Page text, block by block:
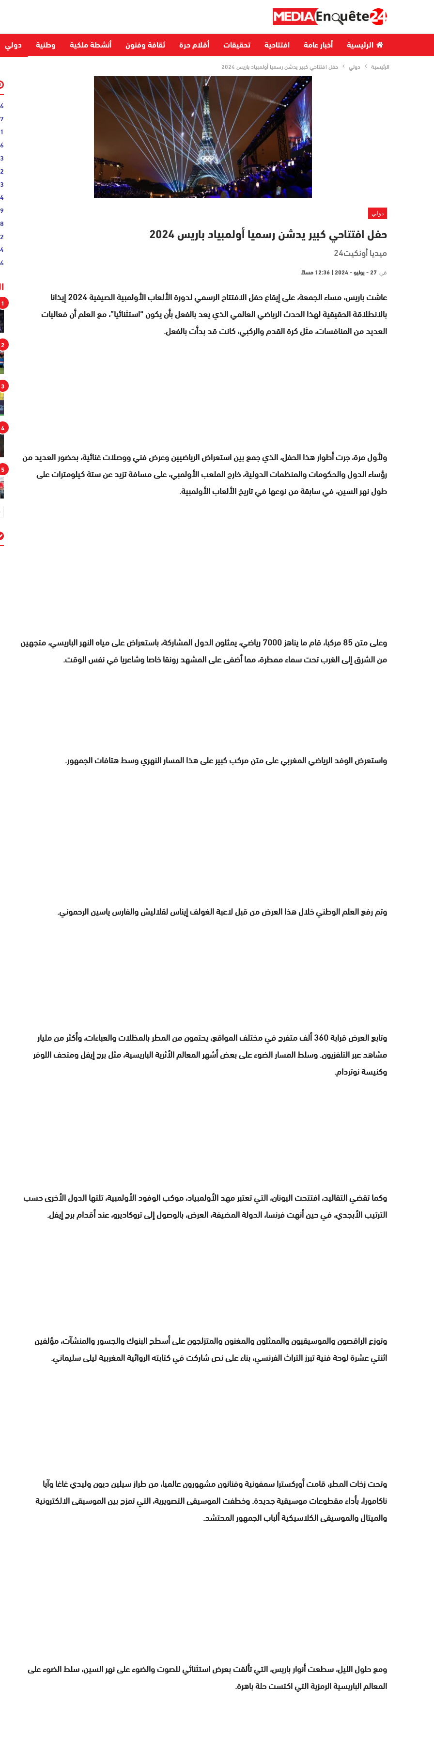
الرئيسية أخبار عامة افتتاحية تحقيقات أقلام حرة ثقافة وفنون أنشطة ملكية وطنية دولي
الرئيسية دولي حفل افتتاحي كبير يدشن رسميا أولمبياد باريس 2024
دولي
حفل افتتاحي كبير يدشن رسميا أولمبياد باريس 2024
ميديا أونكيت24
في 27 - يوليو - 2024 | 12:36 مساءً
عاشت باريس، مساء الجمعة، على إيقاع حفل الافتتاح الرسمي لدورة الألعاب الأولمبية الصيفية 2024 إيذانا
بالانطلاقة الحقيقية لهذا الحدث الرياضي العالمي الذي يعد بالفعل بأن يكون “استثنائيا”، مع العلم أن فعاليات
العديد من المنافسات، مثل كرة القدم والركبي، كانت قد بدأت بالفعل.
ولأول مرة، جرت أطوار هذا الحفل، الذي جمع بين استعراض الرياضيين وعرض فني ووصلات غنائية، بحضور العديد من
رؤساء الدول والحكومات والمنظمات الدولية، خارج الملعب الأولمبي، على مسافة تزيد عن ستة كيلومترات على
طول نهر السين، في سابقة من نوعها في تاريخ الألعاب الأولمبية.
وعلى متن 85 مركبا، قام ما يناهز 7000 رياضي، يمثلون الدول المشاركة، باستعراض على مياه النهر الباريسي، متجهين
من الشرق إلى الغرب تحت سماء ممطرة، مما أضفى على المشهد رونقا خاصا وشاعريا في نفس الوقت.
واستعرض الوفد الرياضي المغربي على متن مركب كبير على هذا المسار النهري وسط هتافات الجمهور.
وتم رفع العلم الوطني خلال هذا العرض من قبل لاعبة الغولف إيناس لقلاليش والفارس ياسين الرحموني.
وتابع العرض قرابة 360 ألف متفرج في مختلف المواقع، يحتمون من المطر بالمظلات والعباءات، وأكثر من مليار
مشاهد عبر التلفزيون. وسلط المسار الضوء على بعض أشهر المعالم الأثرية الباريسية، مثل برج إيفل ومتحف اللوفر
وكنيسة نوتردام.
وكما تقضي التقاليد، افتتحت اليونان، التي تعتبر مهد الأولمبياد، موكب الوفود الأولمبية، تلتها الدول الأخرى حسب
الترتيب الأبجدي، في حين أنهت فرنسا، الدولة المضيفة، العرض، بالوصول إلى تروكاديرو، عند أقدام برج إيفل.
وتوزع الراقصون والموسيقيون والممثلون والمغنون والمتزلجون على أسطح البنوك والجسور والمنشآت، مؤلفين
اثنتي عشرة لوحة فنية تبرز التراث الفرنسي، بناء على نص شاركت في كتابته الروائية المغربية ليلى سليماني.
وتحت زخات المطر، قامت أوركسترا سمفونية وفنانون مشهورون عالميا، من طراز سيلين ديون وليدي غاغا وآيا
ناكامورا، بأداء مقطوعات موسيقية جديدة. وخطفت الموسيقى التصويرية، التي تمزج بين الموسيقى الالكترونية
والميتال والموسيقى الكلاسيكية ألباب الجمهور المحتشد.
ومع حلول الليل، سطعت أنوار باريس، التي تألقت بعرض استثنائي للصوت والضوء على نهر السين، سلط الضوء على
المعالم الباريسية الرمزية التي اكتست حلة باهرة.
1
2
3
4
5